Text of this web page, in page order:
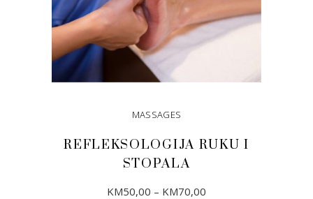
MASSAGES
REFLEKSOLOGIJA RUKU I
STOPALA
KM50,00 – KM70,00